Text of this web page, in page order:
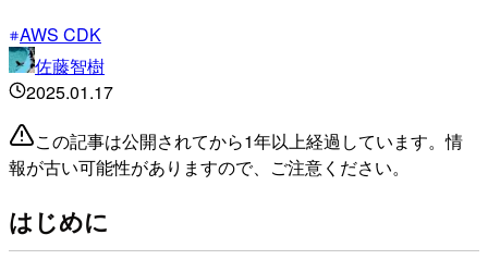
AWS CDK
佐藤智樹
2025.01.17
この記事は公開されてから1年以上経過しています。情
報が古い可能性がありますので、ご注意ください。
はじめに